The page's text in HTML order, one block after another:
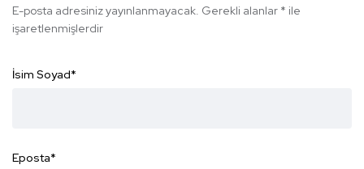
E-posta adresiniz yayınlanmayacak. Gerekli alanlar * ile
işaretlenmişlerdir
İsim Soyad*
Eposta*